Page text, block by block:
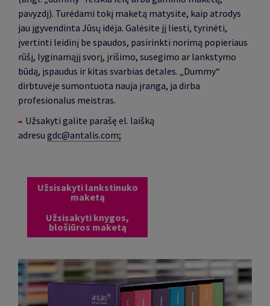
pavyzdį). Turėdami tokį maketą matysite, kaip atrodys
jau įgyvendinta Jūsų idėja. Galėsite jį liesti, tyrinėti,
įvertinti leidinį be spaudos, pasirinkti norimą popieriaus
rūšį, lyginamąjį svorį, įrišimo, susegimo ar lankstymo
būdą, įspaudus ir kitas svarbias detales. „Dummy“
dirbtuvėje sumontuota nauja įranga, ja dirba
profesionalus meistras.
Užsakyti galite parašę el. laišką
adresu gdc@antalis.com;
Užsisakyti lankstinuko
maketą
Užsisakyti knygos,
blošiūros maketą